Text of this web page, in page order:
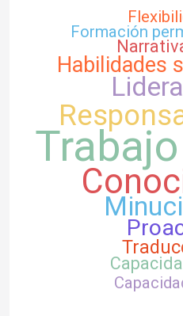
Habilidades
Formación